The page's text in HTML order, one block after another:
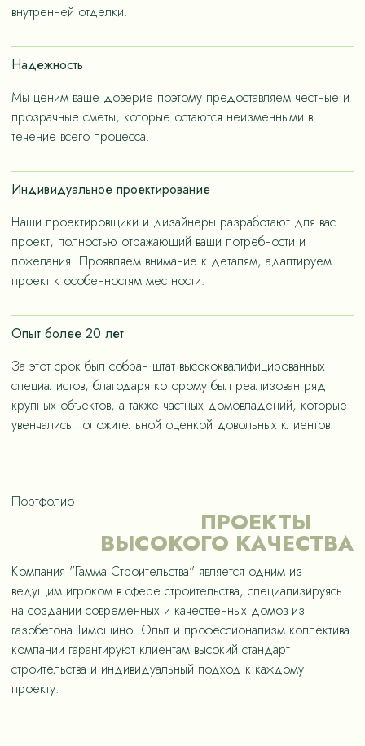
членов семьи.
– не только эстетичные, но и долговечные, как за
счет дизайнерских решений, ориентированных на
«медленную моду».
внутренней отделки.
Надежность
Мы ценим ваше доверие поэтому предоставляем честные и
прозрачные сметы, которые остаются неизменными в
течение всего процесса.
Индивидуальное проектирование
Наши проектировщики и дизайнеры разработают для вас
проект, полностью отражающий ваши потребности и
пожелания. Проявляем внимание к деталям, адаптируем
проект к особенностям местности.
Опыт более 20 лет
За этот срок был собран штат высококвалифицированных
специалистов, благодаря которому был реализован ряд
крупных объектов, а также частных домовладений, которые
увенчались положительной оценкой довольных клиентов.
Портфолио
ПРОЕКТЫ
ВЫСОКОГО КАЧЕСТВА
Компания "Гамма Строительства" является одним из
ведущим игроком в сфере строительства, специализируясь
на создании современных и качественных домов из
газобетона Тимошино. Опыт и профессионализм коллектива
компании гарантируют клиентам высокий стандарт
строительства и индивидуальный подход к каждому
проекту.